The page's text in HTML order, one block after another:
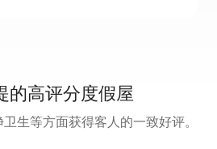
的高评分度假屋
生等方面获得客人的一致好评。